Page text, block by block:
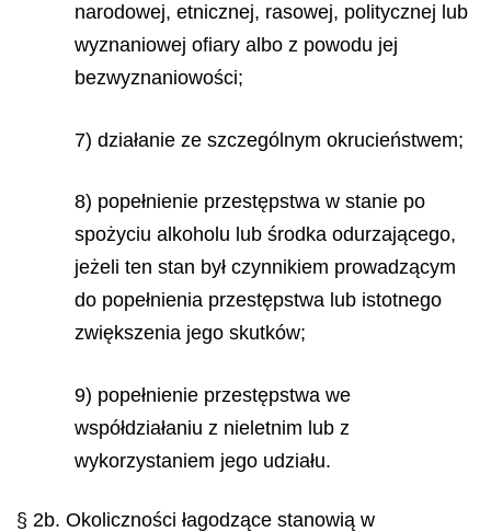
narodowej, etnicznej, rasowej, politycznej lub
wyznaniowej ofiary albo z powodu jej
bezwyznaniowości;
7) działanie ze szczególnym okrucieństwem;
8) popełnienie przestępstwa w stanie po
spożyciu alkoholu lub środka odurzającego,
jeżeli ten stan był czynnikiem prowadzącym
do popełnienia przestępstwa lub istotnego
zwiększenia jego skutków;
9) popełnienie przestępstwa we
współdziałaniu z nieletnim lub z
wykorzystaniem jego udziału.
§ 2b. Okoliczności łagodzące stanowią w